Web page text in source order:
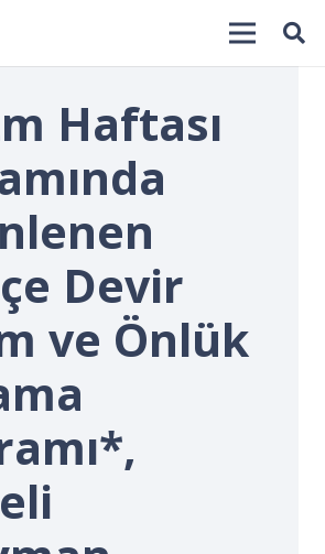
Haftası
Devir
ve Önlük